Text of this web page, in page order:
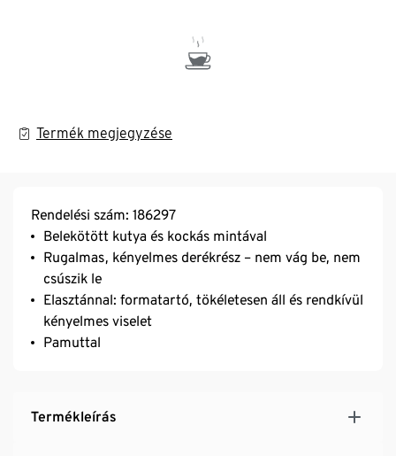
Termék megjegyzése
Rendelési szám: 186297
Belekötött kutya és kockás mintával
Rugalmas, kényelmes derékrész – nem vág be, nem
csúszik le
Elasztánnal: formatartó, tökéletesen áll és rendkívül
kényelmes viselet
Pamuttal
Termékleírás